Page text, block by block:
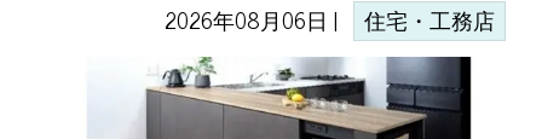
2026年08月06日 | 住宅・工務店